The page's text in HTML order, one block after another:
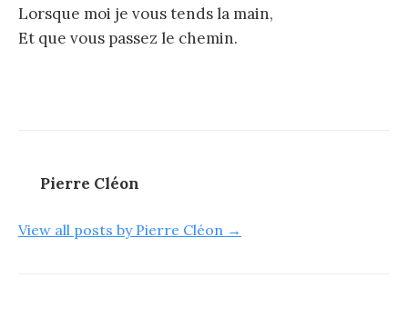
Lorsque moi je vous tends la main,
Et que vous passez le chemin.
Pierre Cléon
View all posts by Pierre Cléon →